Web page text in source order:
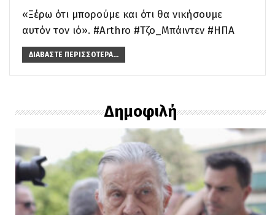
«Ξέρω ότι μπορούμε και ότι θα νικήσουμε
αυτόν τον ιό». #Arthro #Τζο_Μπάιντεν #ΗΠΑ
ΔΙΑΒΆΣΤΕ ΠΕΡΙΣΣΌΤΕΡΑ...
Δημοφιλή